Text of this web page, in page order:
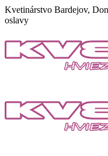
Skip
to
Kvetinárstvo Bardejov,
oslavy